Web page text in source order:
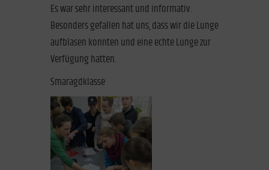
Es war sehr interessant und informativ.
Besonders gefallen hat uns, dass wir die Lunge
aufblasen konnten und eine echte Lunge zur
Verfügung hatten.
Smaragdklasse